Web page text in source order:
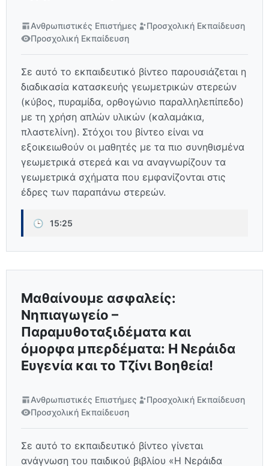
Ανθρωπιστικές Επιστήμες
Προσχολική Εκπαίδευση
Προσχολική Εκπαίδευση
Σε αυτό το εκπαιδευτικό βίντεο παρουσιάζεται η
διαδικασία κατασκευής γεωμετρικών στερεών
(κύβος, πυραμίδα, ορθογώνιο παραλληλεπίπεδο)
με τη χρήση απλών υλικών (καλαμάκια,
πλαστελίνη). Στόχοι του βίντεο είναι να
εξοικειωθούν οι μαθητές με τα πιο συνηθισμένα
γεωμετρικά στερεά και να αναγνωρίζουν τα
γεωμετρικά σχήματα που εμφανίζονται στις
έδρες των παραπάνω στερεών.
🕒 15:25
Μαθαίνουμε ασφαλείς:
Νηπιαγωγείο –
Παραμυθοταξιδέματα και
όμορφα μπερδέματα: Η Νεράιδα
Ευγενία και το Τζίνι Βοηθεία!
Ανθρωπιστικές Επιστήμες
Προσχολική Εκπαίδευση
Προσχολική Εκπαίδευση
Σε αυτό το εκπαιδευτικό βίντεο γίνεται
ανάγνωση του παιδικού βιβλίου «Η Νεράιδα